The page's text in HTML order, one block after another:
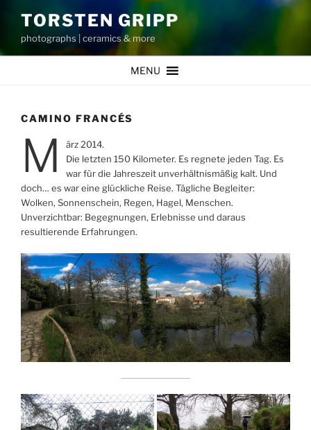
Inhalt
springen
TORSTEN GRIPP
photographs | ceramics & more
MENU
CAMINO FRANCÉS
M
ärz 2014.
Die letzten 150 Kilometer. Es regnete jeden Tag. Es
war für die Jahreszeit unverhältnismäßig kalt. Und
doch… es war eine glückliche Reise. Tägliche Begleiter:
Wolken, Sonnenschein, Regen, Hagel, Menschen.
Unverzichtbar: Begegnungen, Erlebnisse und daraus
resultierende Erfahrungen.